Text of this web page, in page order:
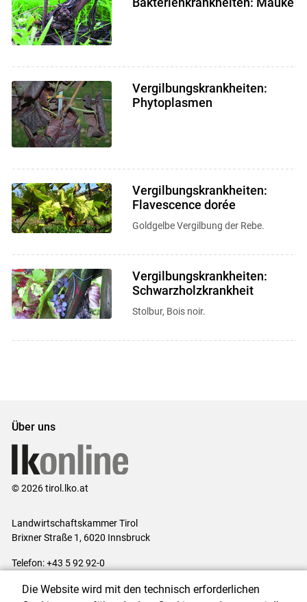
Vergilbungskrankheiten:
Phytoplasmen
Vergilbungskrankheiten:
Flavescence dorée
Goldgelbe Vergilbung der Rebe.
Vergilbungskrankheiten:
Schwarzholzkrankheit
Stolbur, Bois noir.
Über uns
© 2026 tirol.lko.at
Landwirtschaftskammer Tirol
Brixner Straße 1, 6020 Innsbruck
Telefon: +43 5 92 92-0
Die Website wird mit den technisch erforderlichen